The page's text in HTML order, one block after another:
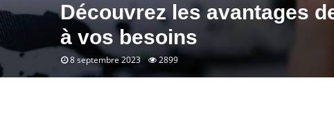
Découvrez les avantages
à vos besoins
8 septembre 2023 2899